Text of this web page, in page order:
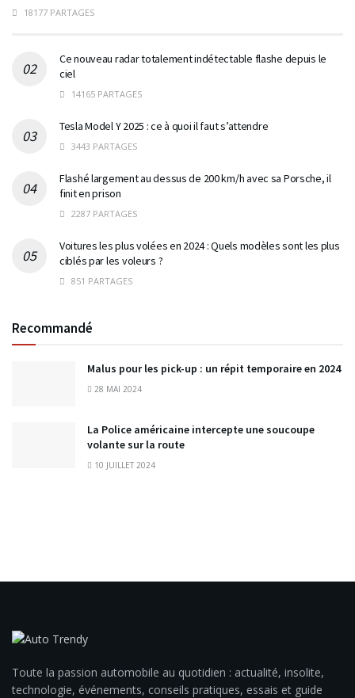
18177 PARTAGES
Ce nouveau radar totalement indétectable flashe depuis le
ciel
14165 PARTAGES
Tesla Model Y 2025 : ce à quoi il faut s’attendre
3443 PARTAGES
Flashé largement au dessus de 200 km/h avec sa Porsche, il
finit en prison
2287 PARTAGES
Voitures les plus volées en 2024 : Quels modèles sont les plus
ciblés par les voleurs ?
851 PARTAGES
Recommandé
Malus pour les pick-up : un répit temporaire en 2024
28 MAI 2024
La Police américaine intercepte une soucoupe
volante sur la route
10 JUILLET 2024
Toute la passion automobile au quotidien : actualité, insolite,
technologie, événements, conseils pratiques, essais et guide